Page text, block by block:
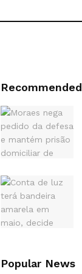
Recommended
Popular News